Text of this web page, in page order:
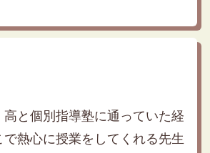
高と個別指導塾に通っていた経
熱心に授業をしてくれる先生